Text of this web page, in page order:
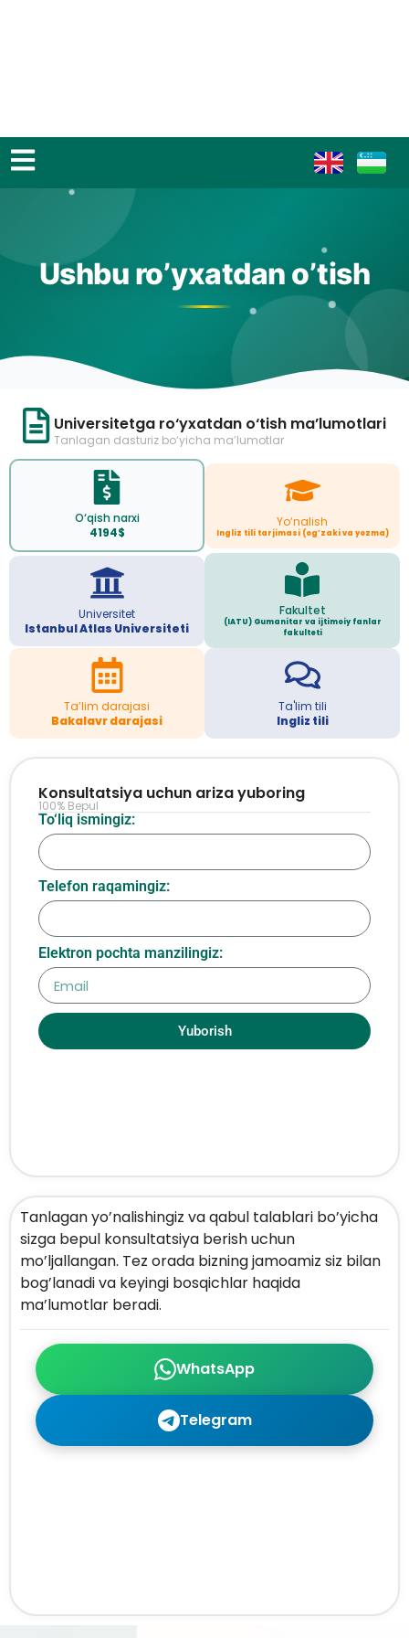
Ushbu ro’yxatdan o’tish
Universitetga ro‘yxatdan o‘tish ma’lumotlari
Tanlagan dasturiz bo‘yicha ma’lumotlar
O‘qish narxi
4194$
Yo‘nalish
Ingliz tili tarjimasi (og’zaki va yozma)
Universitet
Istanbul Atlas Universiteti
Fakultet
(IATU) Gumanitar va ijtimoiy fanlar
fakulteti
Ta’lim darajasi
Bakalavr darajasi
Ta'lim tili
Ingliz tili
WhatsApp
Telegram
Tanlagan yo’nalishingiz va qabul talablari bo’yicha
sizga bepul konsultatsiya berish uchun
mo’ljallangan. Tez orada bizning jamoamiz siz bilan
bog’lanadi va keyingi bosqichlar haqida
ma’lumotlar beradi.
To‘liq ismingiz:
Telefon raqamingiz:
Elektron pochta manzilingiz:
Yuborish
Konsultatsiya uchun ariza yuboring
100% Bepul